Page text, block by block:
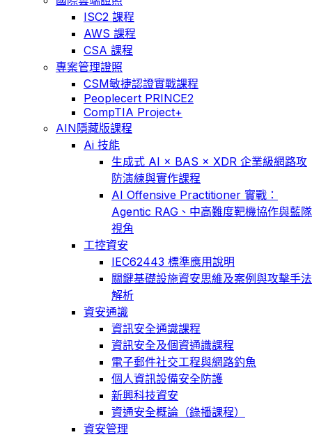
ISC2 課程
AWS 課程
CSA 課程
專案管理證照
CSM敏捷認證實戰課程
Peoplecert PRINCE2
CompTIA Project+
AIN隱藏版課程
Ai 技能
生成式 AI × BAS × XDR 企業級網路攻
防演練與實作課程
AI Offensive Practitioner 實戰：
Agentic RAG、中高難度靶機協作與藍隊
視角
工控資安
IEC62443 標準應用說明
關鍵基礎設施資安思維及案例與攻擊手法
解析
資安通識
資訊安全通識課程
資訊安全及個資通識課程
電子郵件社交工程與網路釣魚
個人資訊設備安全防護
新興科技資安
資通安全概論（錄播課程）
資安管理